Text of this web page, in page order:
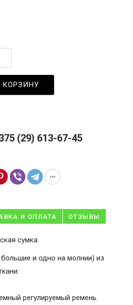
КОРЗИНУ
(29) 613-67-45
И ОПЛАТА ОТЗЫВЫ
сумка.
и одно на молнии) из
регулируемый ремень.